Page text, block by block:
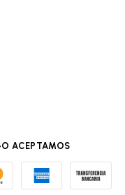
ACEPTAMOS